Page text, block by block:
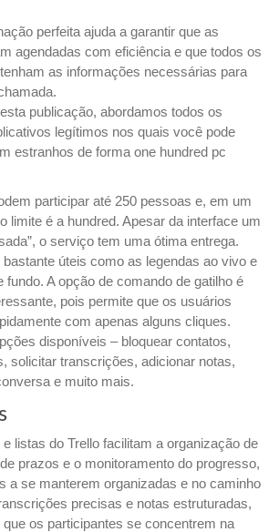
perfeita ajuda a garantir que as
agendadas com eficiência e que todos os
as informações necessárias para
publicação, abordamos todos os
legítimos nos quais você pode
estranhos de forma one hundred pc
participar até 250 pessoas e, em um
limite é a hundred. Apesar da interface um
o serviço tem uma ótima entrega.
úteis como as legendas ao vivo e
fundo. A opção de comando de gatilho é
pois permite que os usuários
com apenas alguns cliques.
disponíveis – bloquear contatos,
solicitar transcrições, adicionar notas,
e muito mais.
listas do Trello facilitam a organização de
prazos e o monitoramento do progresso,
a se manterem organizadas e no caminho
precisas e notas estruturadas,
os participantes se concentrem na